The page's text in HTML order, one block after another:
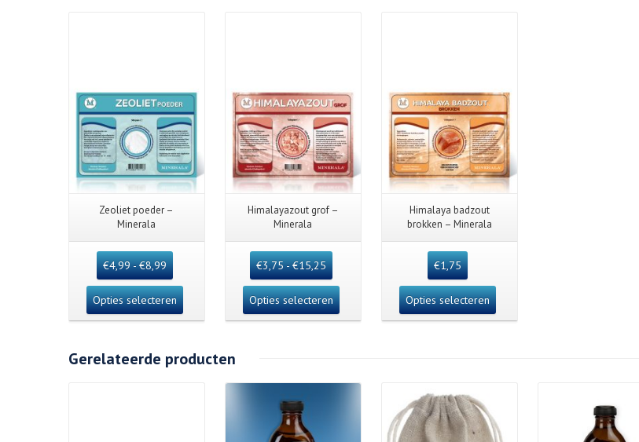
Zeoliet poeder –
Minerala
€4,99- €8,99
Opties selecteren
Himalayazout grof –
Minerala
€3,75- €15,25
Opties selecteren
Himalaya badzout
brokken – Minerala
€1,75
Opties selecteren
Gerelateerde producten
Details